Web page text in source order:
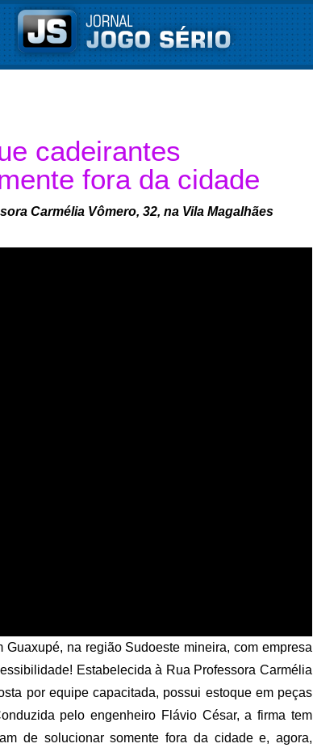
cadeirantes
fora da cidade
Carmélia Vômero, 32, na Vila Magalhães
na região Sudoeste mineira, com empresa
Estabelecida à Rua Professora Carmélia
por equipe capacitada, possui estoque em peças
pelo engenheiro Flávio César, a firma tem
de solucionar somente fora da cidade e, agora,